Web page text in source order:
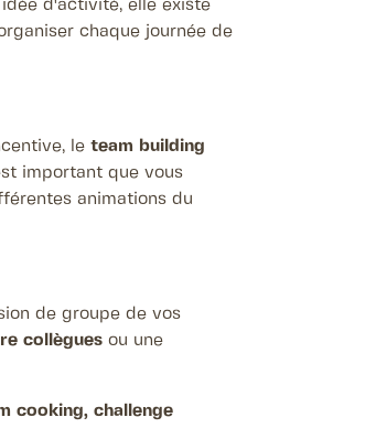
d'activité, elle existe
chaque journée de
leteam building
important que vous
animations du
de groupe de vos
collègues ou une
cooking, challenge